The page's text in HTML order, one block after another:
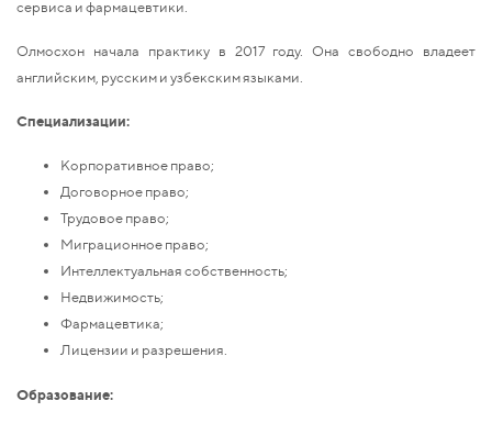
сервиса и фармацевтики.
Олмосхон начала практику в 2017 году. Она свободно владеет
английским, русским и узбекским языками.
Специализации:
Корпоративное право;
Договорное право;
Трудовое право;
Миграционное право;
Интеллектуальная собственность;
Недвижимость;
Фармацевтика;
Лицензии и разрешения.
Образование: